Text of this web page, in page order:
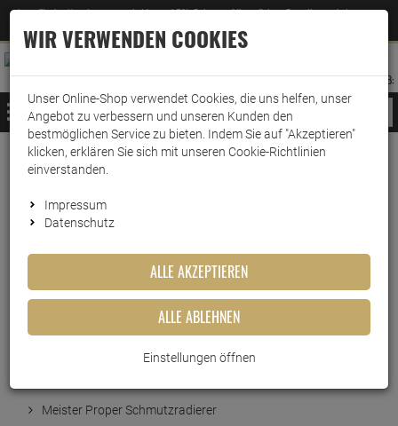
Jetzt für den Newsletter entscheiden und 5% Rabatt auf Ihre nächste Bestellung erhalten
–Zum Newsletter
ANMELDEN
AUFKLAPPEN
MERKZETTEL
WARENKORB:
MENÜ
Weiter einkaufen www.wark24.de Haushaltsreiniger
Grundreinigung
Allzweckreiniger
Meister Proper
Schmutzradierer
Artikel-Nummer:10011577
Meister Proper Schmutzradierer
WIR VERWENDEN COOKIES
Unser Online-Shop verwendet Cookies, die uns helfen, unser
Angebot zu verbessern und unseren Kunden den
bestmöglichen Service zu bieten. Indem Sie auf "Akzeptieren"
klicken, erklären Sie sich mit unseren Cookie-Richtlinien
einverstanden.
Impressum
Datenschutz
ALLE AKZEPTIEREN
ALLE ABLEHNEN
Einstellungen öffnen